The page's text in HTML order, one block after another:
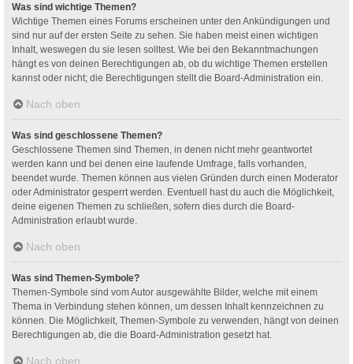
Was sind wichtige Themen?
Wichtige Themen eines Forums erscheinen unter den Ankündigungen und
sind nur auf der ersten Seite zu sehen. Sie haben meist einen wichtigen
Inhalt, weswegen du sie lesen solltest. Wie bei den Bekanntmachungen
hängt es von deinen Berechtigungen ab, ob du wichtige Themen erstellen
kannst oder nicht; die Berechtigungen stellt die Board-Administration ein.
Nach oben
Was sind geschlossene Themen?
Geschlossene Themen sind Themen, in denen nicht mehr geantwortet
werden kann und bei denen eine laufende Umfrage, falls vorhanden,
beendet wurde. Themen können aus vielen Gründen durch einen Moderator
oder Administrator gesperrt werden. Eventuell hast du auch die Möglichkeit,
deine eigenen Themen zu schließen, sofern dies durch die Board-
Administration erlaubt wurde.
Nach oben
Was sind Themen-Symbole?
Themen-Symbole sind vom Autor ausgewählte Bilder, welche mit einem
Thema in Verbindung stehen können, um dessen Inhalt kennzeichnen zu
können. Die Möglichkeit, Themen-Symbole zu verwenden, hängt von deinen
Berechtigungen ab, die die Board-Administration gesetzt hat.
Nach oben